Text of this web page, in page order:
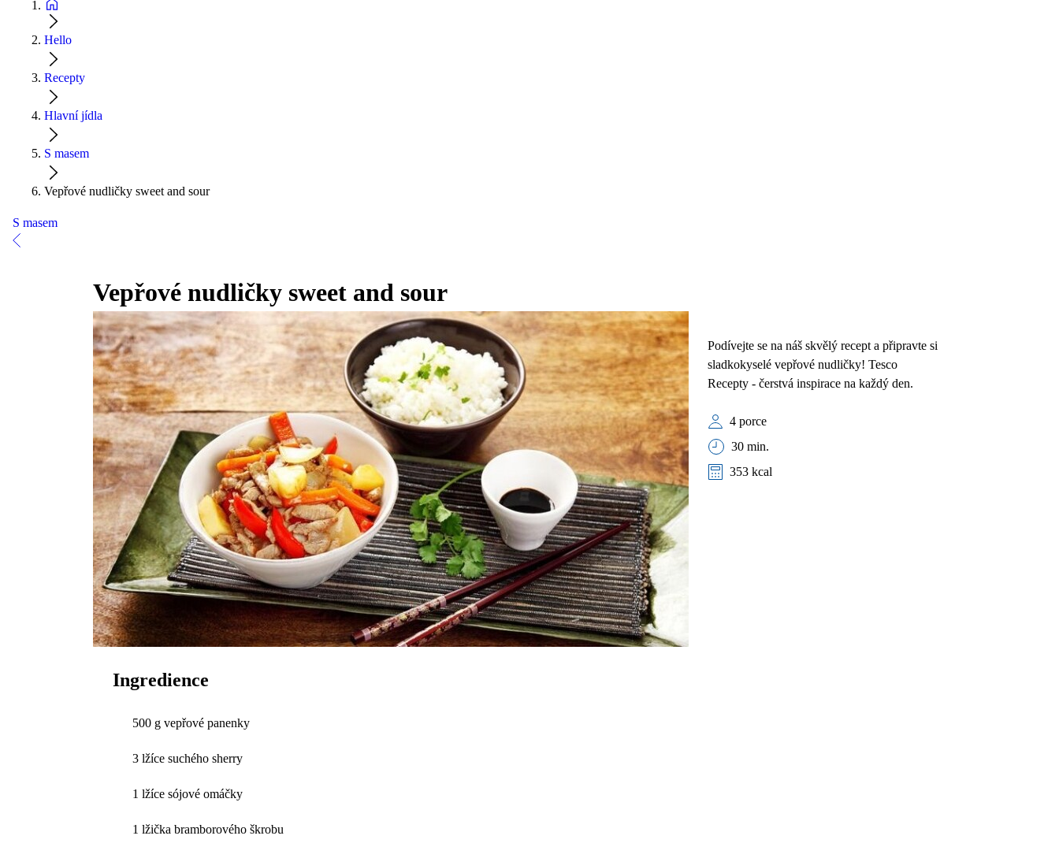
Hello
Recepty
Hlavní jídla
S masem
Vepřové nudličky sweet and sour
S masem
Vepřové nudličky sweet and sour
Podívejte se na náš skvělý recept a připravte si
sladkokyselé vepřové nudličky! Tesco
Recepty - čerstvá inspirace na každý den.
4 porce
30 min.
353 kcal
Ingredience
500 g vepřové panenky
3 lžíce suchého sherry
1 lžíce sójové omáčky
1 lžička bramborového škrobu